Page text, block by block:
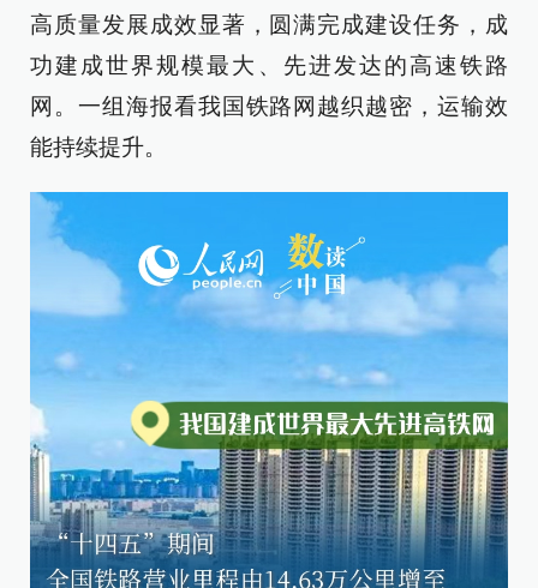
高质量发展成效显著，圆满完成建设任务，成
功建成世界规模最大、先进发达的高速铁路
网。一组海报看我国铁路网越织越密，运输效
能持续提升。